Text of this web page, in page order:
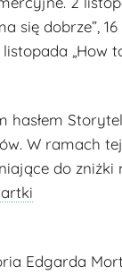
się dobrze”,
„How
hasłem
W ramach
do
Edgarda